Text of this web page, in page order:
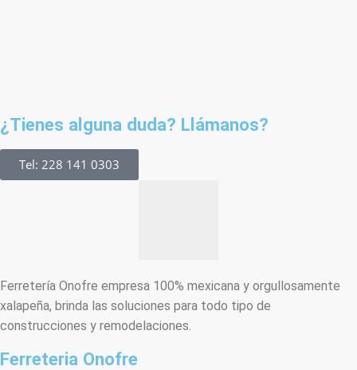
¿Tienes alguna duda? Llámanos?
Tel: 228 141 0303
Ferretería Onofre empresa 100% mexicana y orgullosamente
xalapeña, brinda las soluciones para todo tipo de
construcciones y remodelaciones.
Ferreteria Onofre